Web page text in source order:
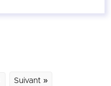
Suivant »